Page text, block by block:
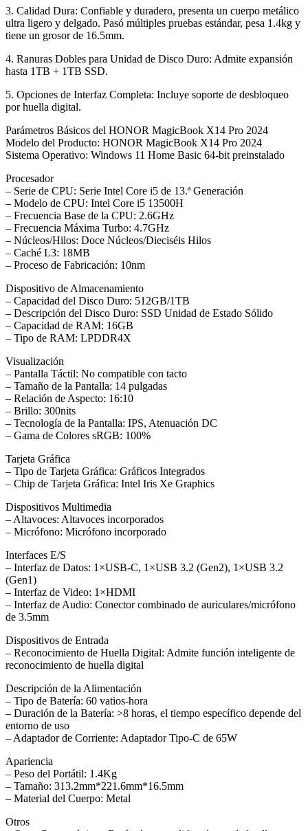
3. Calidad Dura: Confiable y duradero, presenta un cuerpo metálico
ultra ligero y delgado. Pasó múltiples pruebas estándar, pesa 1.4kg y
tiene un grosor de 16.5mm.
4. Ranuras Dobles para Unidad de Disco Duro: Admite expansión
hasta 1TB + 1TB SSD.
5. Opciones de Interfaz Completa: Incluye soporte de desbloqueo
por huella digital.
Parámetros Básicos del HONOR MagicBook X14 Pro 2024
Modelo del Producto: HONOR MagicBook X14 Pro 2024
Sistema Operativo: Windows 11 Home Basic 64-bit preinstalado
Procesador
– Serie de CPU: Serie Intel Core i5 de 13.ª Generación
– Modelo de CPU: Intel Core i5 13500H
– Frecuencia Base de la CPU: 2.6GHz
– Frecuencia Máxima Turbo: 4.7GHz
– Núcleos/Hilos: Doce Núcleos/Dieciséis Hilos
– Caché L3: 18MB
– Proceso de Fabricación: 10nm
Dispositivo de Almacenamiento
– Capacidad del Disco Duro: 512GB/1TB
– Descripción del Disco Duro: SSD Unidad de Estado Sólido
– Capacidad de RAM: 16GB
– Tipo de RAM: LPDDR4X
Visualización
– Pantalla Táctil: No compatible con tacto
– Tamaño de la Pantalla: 14 pulgadas
– Relación de Aspecto: 16:10
– Brillo: 300nits
– Tecnología de la Pantalla: IPS, Atenuación DC
– Gama de Colores sRGB: 100%
Tarjeta Gráfica
– Tipo de Tarjeta Gráfica: Gráficos Integrados
– Chip de Tarjeta Gráfica: Intel Iris Xe Graphics
Dispositivos Multimedia
– Altavoces: Altavoces incorporados
– Micrófono: Micrófono incorporado
Interfaces E/S
– Interfaz de Datos: 1×USB-C, 1×USB 3.2 (Gen2), 1×USB 3.2
(Gen1)
– Interfaz de Video: 1×HDMI
– Interfaz de Audio: Conector combinado de auriculares/micrófono
de 3.5mm
Dispositivos de Entrada
– Reconocimiento de Huella Digital: Admite función inteligente de
reconocimiento de huella digital
Descripción de la Alimentación
– Tipo de Batería: 60 vatios-hora
– Duración de la Batería: >8 horas, el tiempo específico depende del
entorno de uso
– Adaptador de Corriente: Adaptador Tipo-C de 65W
Apariencia
– Peso del Portátil: 1.4Kg
– Tamaño: 313.2mm*221.6mm*16.5mm
– Material del Cuerpo: Metal
Otros